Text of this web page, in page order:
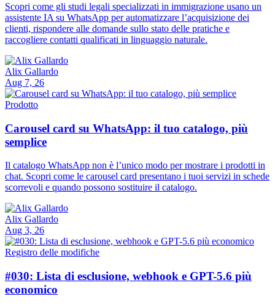
Scopri come gli studi legali specializzati in immigrazione usano un
assistente IA su WhatsApp per automatizzare l’acquisizione dei
clienti, rispondere alle domande sullo stato delle pratiche e
raccogliere contatti qualificati in linguaggio naturale.
Alix Gallardo
Aug 7, 26
Prodotto
Carousel card su WhatsApp: il tuo catalogo, più
semplice
Il catalogo WhatsApp non è l’unico modo per mostrare i prodotti in
chat. Scopri come le carousel card presentano i tuoi servizi in schede
scorrevoli e quando possono sostituire il catalogo.
Alix Gallardo
Aug 3, 26
Registro delle modifiche
#030: Lista di esclusione, webhook e GPT-5.6 più
economico